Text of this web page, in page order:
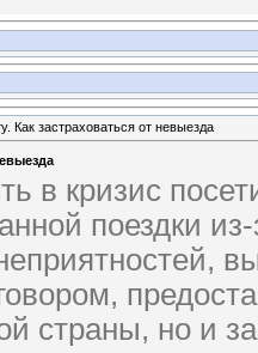
Как застраховаться от невыезда
в кризис
поездки
страны, но и